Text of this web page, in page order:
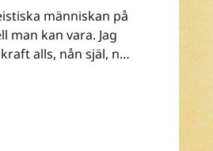
människan på
alls, nån själ, nåt
till och med vägrar